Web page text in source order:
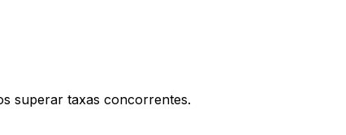
superar taxas concorrentes.